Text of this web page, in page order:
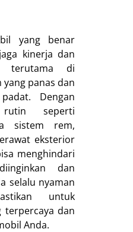
yang benar
kinerja dan
terutama di
panas dan
Dengan
rutin seperti
sistem rem,
eksterior
menghindari
dan
selalu nyaman
untuk
terpercaya dan
Anda.